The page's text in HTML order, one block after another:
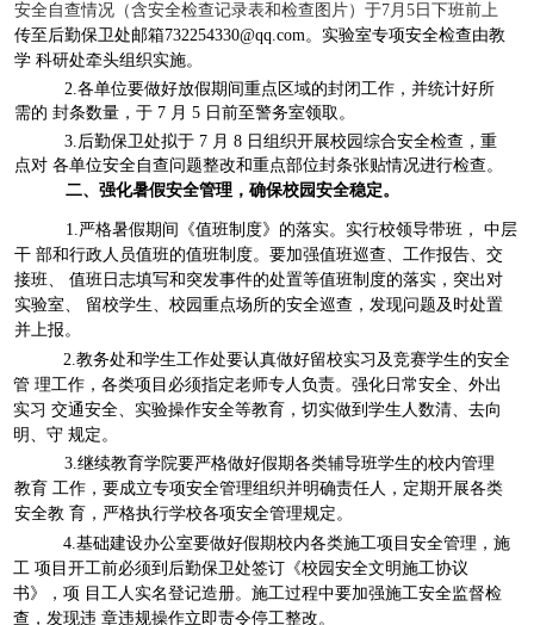
安全自查情况（含安全检查记录表和检查图片）于7月5 日下班前上
传至后勤保卫处邮箱732254330@qq.com。实验室专项安全检查由教
学 科研处牵头组织实施。
2.各单位要做好放假期间重点区域的封闭工作，并统计好所
需的 封条数量，于 7 月5 日前至警务室领取。
3.后勤保卫处拟于 7 月8 日组织开展校园综合安全检查，重
点对 各单位安全自查问题整改和重点部位封条张贴情况进行检查。
二、强化暑假安全管理，确保校园安全稳定。
1.严格暑假期间《值班制度》的落实。实行校领导带班， 中层
干 部和行政人员值班的值班制度。要加强值班巡查、工作报告、交
接班、 值班日志填写和突发事件的处置等值班制度的落实，突出对
实验室、 留校学生、校园重点场所的安全巡查，发现问题及时处置
并上报。
2.教务处和学生工作处要认真做好留校实习及竞赛学生的安全
管 理工作，各类项目必须指定老师专人负责。强化日常安全、外出
实习 交通安全、实验操作安全等教育，切实做到学生人数清、去向
明、守 规定。
3.继续教育学院要严格做好假期各类辅导班学生的校内管理
教育 工作，要成立专项安全管理组织并明确责任人，定期开展各类
安全教 育，严格执行学校各项安全管理规定。
4.基础建设办公室要做好假期校内各类施工项目安全管理，施
工 项目开工前必须到后勤保卫处签订《校园安全文明施工协议
书》，项 目工人实名登记造册。施工过程中要加强施工安全监督检
查，发现违 章违规操作立即责令停工整改。